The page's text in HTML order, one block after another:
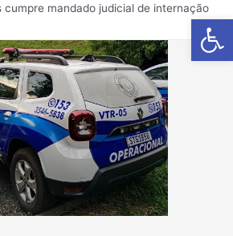
Barra de
cumpre mandado judicial de internação